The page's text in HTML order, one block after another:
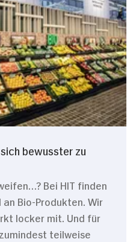
bewusster zu
Bei HIT finden
Bio-Produkten. Wir
locker mit. Und für
teilweise